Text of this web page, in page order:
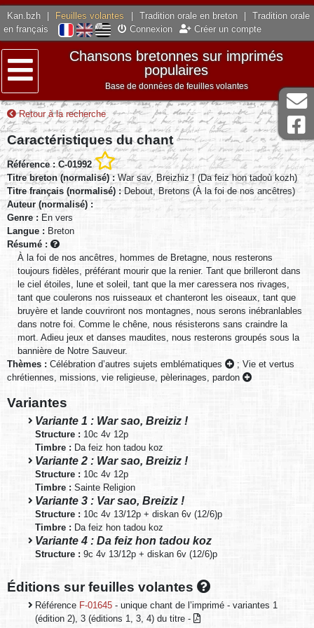
Kan.bzh Feuilles volantes Tradition orale en breton
Tradition orale
en français
Connexion Créer un compte
Menu
Chansons bretonnes sur imprimés
populaires
Base de données de feuilles volantes
Retour à la recherche
Caractéristiques du chant
Référence : C-01992
Titre breton (normalisé) :War sav, Breizhiz ! (Da feiz hon tadoù kozh)
Titre français (normalisé) :Debout, Bretons (À la foi de nos ancêtres)
Auteur (normalisé) :
Genre : En vers
Langue : Breton
Résumé :
À la foi de nos ancêtres, hommes de Bretagne, nous resterons
toujours fidèles, préférant mourir que la renier. Tant que brilleront dans
le ciel étoiles, lune et soleil, tant que la mer caressera nos rivages,
tant que coulerons nos ruisseaux et chanteront les oiseaux, tant que
bruyère et lande couvriront nos montagnes, nous serons inébranlables
dans notre foi. Comme le chêne, nous résisterons sans craindre la
mort. Adieu jeux et danses maudites, nous resterons groupés sous la
bannière de Notre Sauveur.
Thèmes : Célébration d’autres sujets emblématiques ; Vie et vertus
chrétiennes, missions, vie religieuse, pèlerinages, pardon
Variantes
Variante 1 : War sao, Breiziz !
Structure : 10c 4v 12p
Timbre : Da feiz hon tadou koz
Variante 2 : War sao, Breiziz !
Structure : 10c 4v 12p
Timbre : Sainte Religion
Variante 3 : Var sao, Breiziz !
Structure : 10c 4v 13/12p + diskan 6v (12/6)p
Timbre : Da feiz hon tadou koz
Variante 4 : Da feiz hon tadou koz
Structure : 9c 4v 13/12p + diskan 6v (12/6)p
Éditions sur feuilles volantes
Référence F-01645 - unique chant de l’imprimé - variantes 1
(édition 2), 3 (éditions 1, 3, 4) du titre -